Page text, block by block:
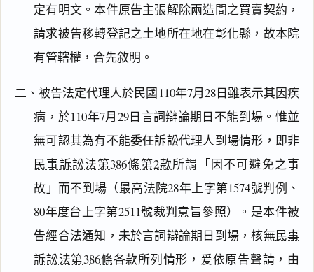
定有明文。本件原告主張解除兩造間之買賣契約，
請求被告移轉登記之土地所在地在彰化縣，故本院
有管轄權，合先敘明。
二、被告法定代理人於民國110年7月28日雖表示其因疾
病，於110年7月29日言詞辯論期日不能到場。惟並
無可認其為有不能委任訴訟代理人到場情形，即非
民事訴訟法第386條第2款所謂「因不可避免之事
故」而不到場（最高法院28年上字第1574號判例、
80年度台上字第2511號裁判意旨參照）。是本件被
告經合法通知，未於言詞辯論期日到場，核無民事
訴訟法第386條各款所列情形，爰依原告聲請，由